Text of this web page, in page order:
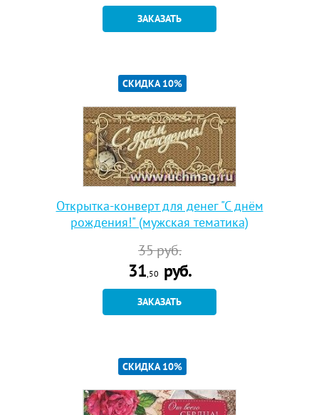
ЗАКАЗАТЬ
СКИДКА 10%
Открытка-конверт для денег "С днём
рождения!" (мужская тематика)
35руб.
31 ,50 руб.
ЗАКАЗАТЬ
СКИДКА 10%